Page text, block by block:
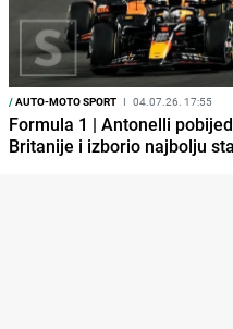
/AUTO-MOTO SPORT I 04.07.26. 17:55
Formula 1 | Antonelli
Britanije i izborio najbolju